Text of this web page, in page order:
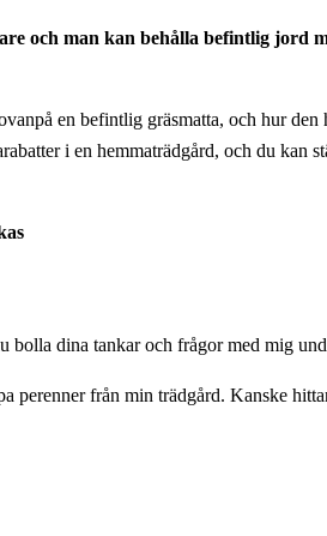
och man kan behålla befintlig jord
en befintlig gräsmatta, och hur den
i en hemmaträdgård, och du kan
bolla dina tankar och frågor med mig
perenner från min trädgård. Kanske